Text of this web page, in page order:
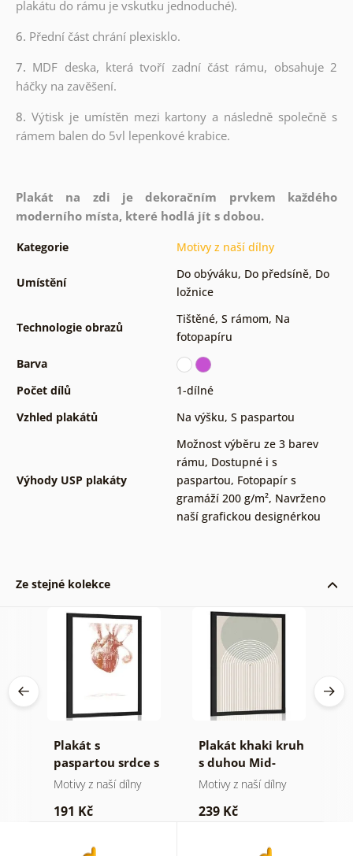
plakátu do rámu je vskutku jednoduché).
6. Přední část chrání plexisklo.
7. MDF deska, která tvoří zadní část rámu, obsahuje 2
háčky na zavěšení.
8. Výtisk je umístěn mezi kartony a následně společně s
rámem balen do 5vl lepenkové krabice.
Plakát na zdi je dekoračním prvkem každého
moderního místa, které hodlá jít s dobou.
Kategorie Motivy z naší dílny
Umístění
Do obýváku, Do předsíně, Do
ložnice
Technologie obrazů
Tištěné, S rámom, Na
fotopapíru
Barva
Počet dílů
1-dílné
Vzhled plakátů
Na výšku, S paspartou
Výhody USP plakáty
Možnost výběru ze 3 barev
rámu, Dostupné i s
paspartou, Fotopapír s
gramáží 200 g/m², Navrženo
naší grafickou designérkou
Ze stejné kolekce
Plakát s
paspartou srdce s
citátem
Motivy z naší dílny
191 Kč
Plakát khaki kruh
s duhou Mid-
Century
Motivy z naší dílny
239 Kč